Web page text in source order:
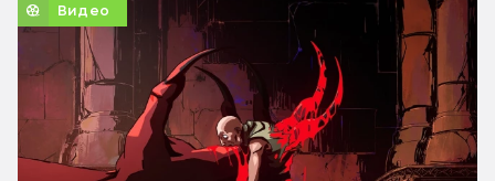
Видео